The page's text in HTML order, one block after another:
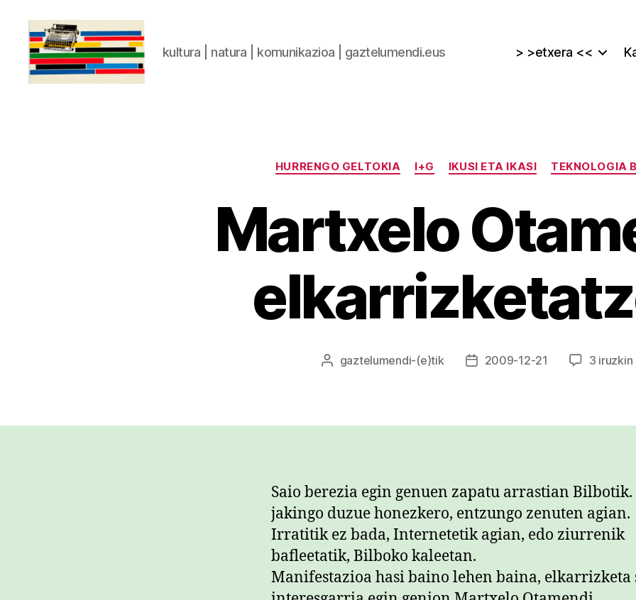
kultura | natura | komunikazioa | gaztelumendi.eus > >etxera <<
Kategoriak
HURRENGO GELTOKIA I+G IKUSI ETA IKASI TEKNOLOGIA
Martxelo
Argitalpenaren
gaztelumendi-(e)tik
Argitalpenaren
2009-12-21 3 iruzkin
Saio berezia egin genuen zapatu arrastian
jakingo duzue honezkero, entzungo zenuten agian.
Irratitik ez bada, Internetetik agian, edo ziurrenik
bafleetatik, Bilboko kaleetan.
Manifestazioa hasi baino lehen baina, elkarrizketa